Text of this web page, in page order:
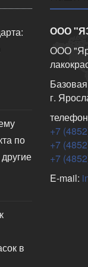
по
в
ООО
ООО
г.
+7
+7
+7
E-mail: